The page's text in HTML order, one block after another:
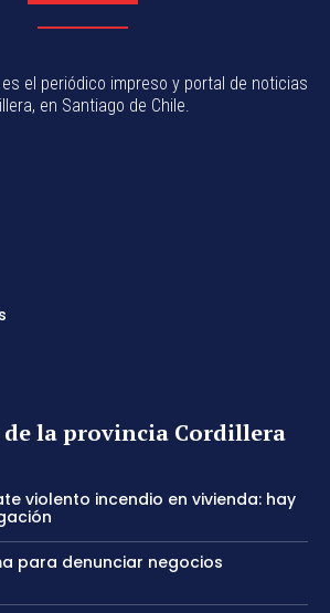
es el periódico impreso y portal de noticias
en Santiago de Chile.
la provincia Cordillera
violento incendio en vivienda: hay
para denunciar negocios